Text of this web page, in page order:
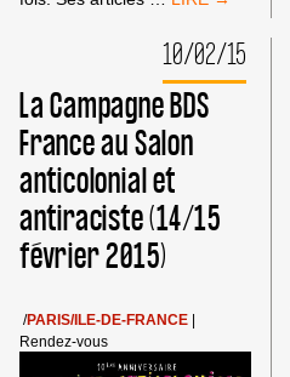
AVEC
LE
JOURNALISTE
AMÉRICAIN
MAX
BLUMENTHAL
LE
3
MARS
10/02/15
La Campagne BDS
France au Salon
anticolonial et
antiraciste (14/15
février 2015)
/PARIS/ILE-DE-FRANCE
Rendez-vous